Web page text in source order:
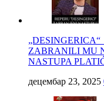
ZABRANILI MU
NASTUPA
децембар 23, 2025